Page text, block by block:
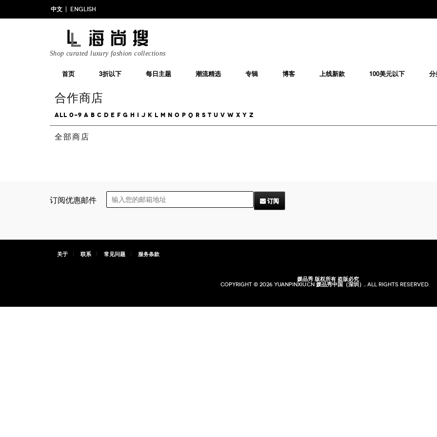
中文 ENGLISH
Shop curated luxury fashion collections
首页 3折以下 每日主题 潮流精选 专辑 博客 上线新款 100美元以下
合作商店
All 0-9 A B C D E F G H I J K L M N O P Q R S T U V W X Y Z
全部商店
订阅优惠邮件 订阅
关于 联系 常见问题 服务条款
媛品秀 版权所有 盗版必究
Copyright © 2026 yuanpinxiu.cn 媛品秀中国（深圳）, All rights reserved.